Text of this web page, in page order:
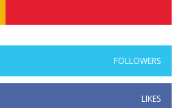
FOLLOWERS
LIKES